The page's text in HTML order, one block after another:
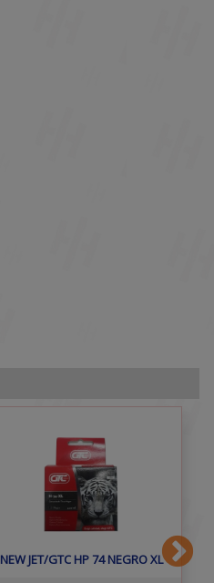
NEW JET/GTC HP 74 NEGRO XL